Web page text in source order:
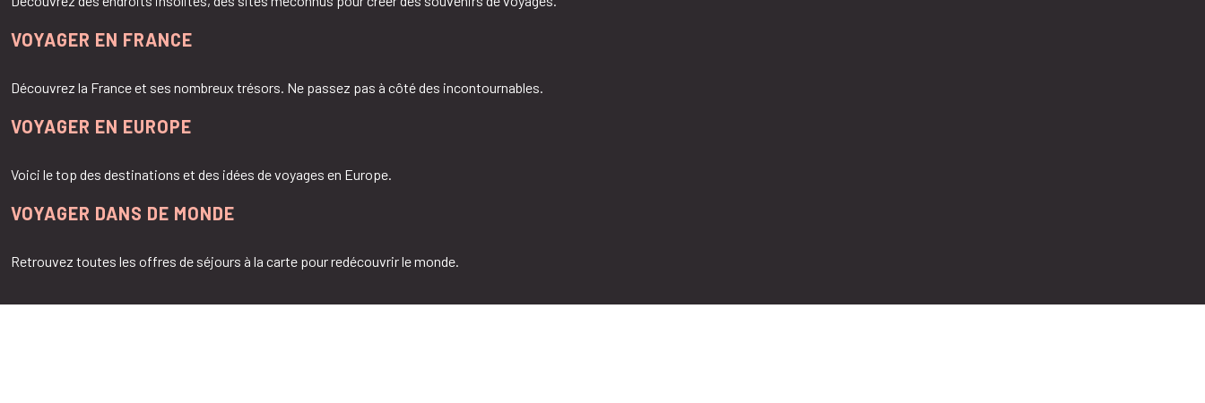
VOYAGER EN FRANCE
Découvrez la France et ses nombreux trésors. Ne passez pas à côté des incontournables.
VOYAGER EN EUROPE
Voici le top des destinations et des idées de voyages en Europe.
VOYAGER DANS DE MONDE
Retrouvez toutes les offres de séjours à la carte pour redécouvrir le monde.